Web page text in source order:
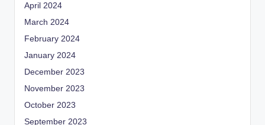
April 2024
March 2024
February 2024
January 2024
December 2023
November 2023
October 2023
September 2023